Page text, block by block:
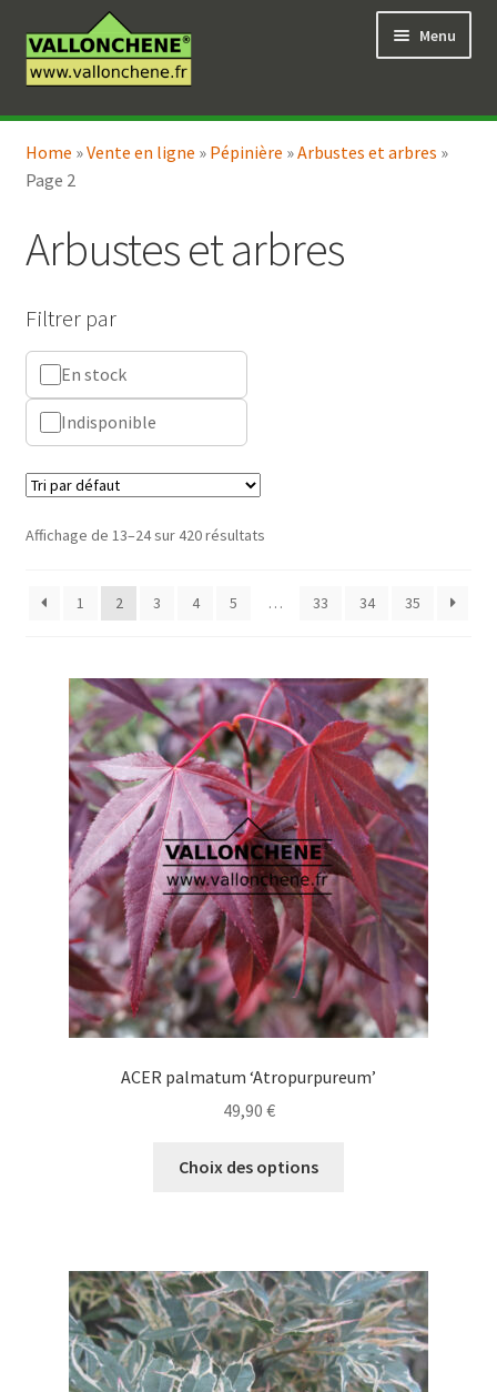
à
la
au
contenu
Menu
Vente en ligne
menu
Coaching pour le jardin
Ouvrir
Home »Vente en ligne » Pépinière »Arbustes et arbres »
Page 2
Arbustes et arbres
Filtrer par
En stock
Indisponible
Affichage de 13–24 sur 420 résultats
1 2 3 4 5 … 33 34 35
ACER palmatum ‘Atropurpureum’
49,90 €
Choix des options
variations.
Les
options
peuvent
être